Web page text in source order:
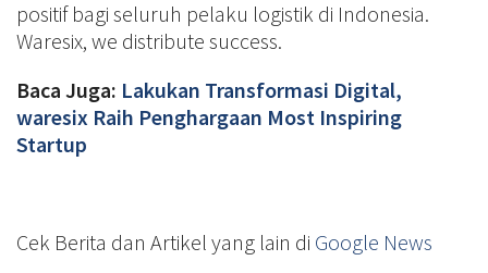
positif bagi seluruh pelaku logistik di Indonesia.
Waresix, we distribute success.
Baca Juga: Lakukan Transformasi Digital,
waresix Raih Penghargaan Most Inspiring
Startup
Cek Berita dan Artikel yang lain di Google News